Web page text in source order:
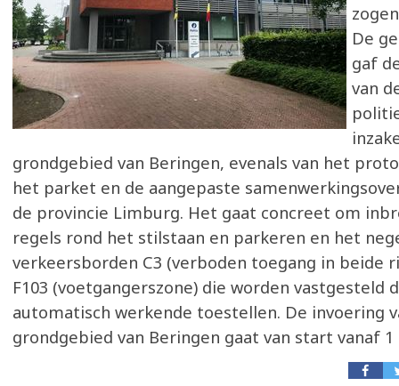
De
gaf
van
grondgebied van Beringen, evenals van het
het parket en de aangepaste
de provincie Limburg. Het gaat concreet om
regels rond het stilstaan en parkeren en het
verkeersborden C3 (verboden toegang in beide
F103 (voetgangerszone) die worden vastgesteld
automatisch werkende toestellen. De invoering
grondgebied van Beringen gaat van start vanaf 1